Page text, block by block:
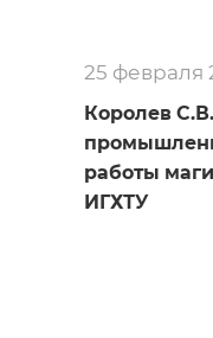
25 февраля
Королев
работы
ИГХТУ